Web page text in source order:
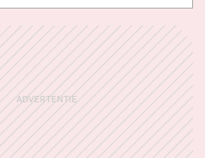
ADVERTENTIE